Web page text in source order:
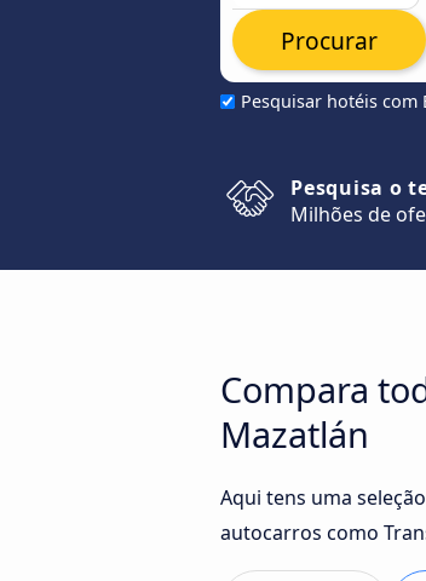
Pesquisar hotéis com
Procurar
Pesquisa o
Milhões de
Compara
Mazatlán
Aqui tens uma
autocarros como